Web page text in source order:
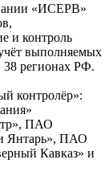
«ИСЕРВ»
и контроль
выполняемых
38 регионах РФ.
контролёр»:
ПАО
Янтарь», ПАО
Кавказ» и